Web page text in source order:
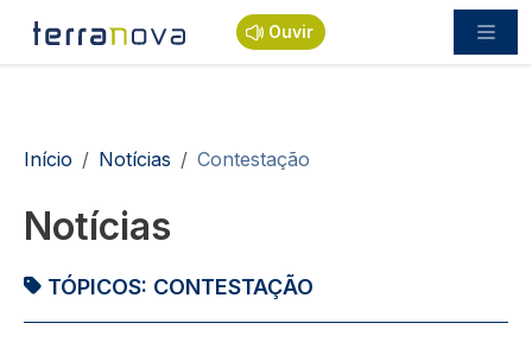
Passar para o conteúdo principal
Ouvir
Navegação estrutural
Início Notícias Contestação
Notícias
TÓPICOS: CONTESTAÇÃO